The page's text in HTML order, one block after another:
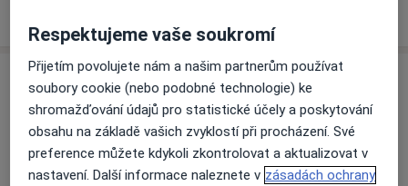
Názory
Přidejte svůj názor
Respektujeme vaše soukromí
Přijetím povolujete nám a našim partnerům používat
soubory cookie (nebo podobné technologie) ke
shromažďování údajů pro statistické účely a poskytování
obsahu na základě vašich zvyklostí při procházení. Své
preference můžete kdykoli zkontrolovat a aktualizovat v
nastavení. Další informace naleznete v zásadách ochrany